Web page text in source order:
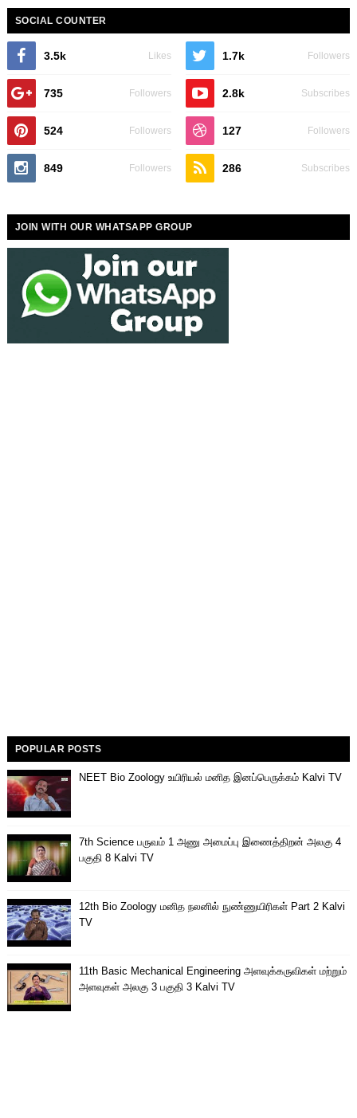
SOCIAL COUNTER
3.5k Likes 1.7k Followers
735 Followers 2.8k Subscribes
524 Followers 127 Followers
849 Followers 286 Subscribes
JOIN WITH OUR WHATSAPP GROUP
POPULAR POSTS
NEET Bio Zoology உயிரியல் மனித இனப்பெருக்கம் Kalvi TV
7th Science பருவம் 1 அணு அமைப்பு இணைத்திறன் அலகு 4
பகுதி 8 Kalvi TV
12th Bio Zoology மனித நலனில் நுண்ணுயிரிகள் Part 2 Kalvi
TV
11th Basic Mechanical Engineering அளவுக்கருவிகள் மற்றும்
அளவுகள் அலகு 3 பகுதி 3 Kalvi TV